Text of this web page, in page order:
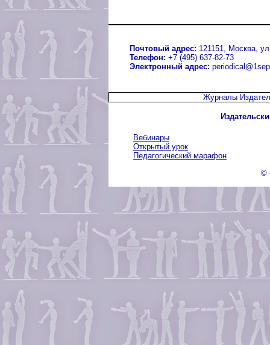
Почтовый адрес: 121151, Москва,
Телефон: +7 (495) 637-82-73
Электронный адрес:
Журналы
Вебинары
Открытый урок
Педагогический марафон
©